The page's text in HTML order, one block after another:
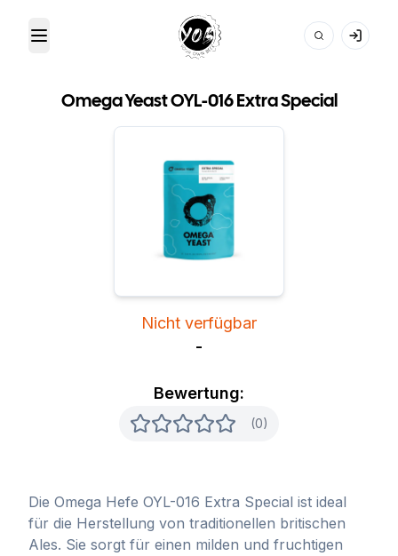
Toggle Menu Your Own Beer
Omega Yeast OYL-016 Extra Special
Bewertung:
(0)
Nicht verfügbar
-
Die Omega Hefe OYL-016 Extra Special ist ideal
für die Herstellung von traditionellen britischen
Ales. Sie sorgt für einen milden und fruchtigen